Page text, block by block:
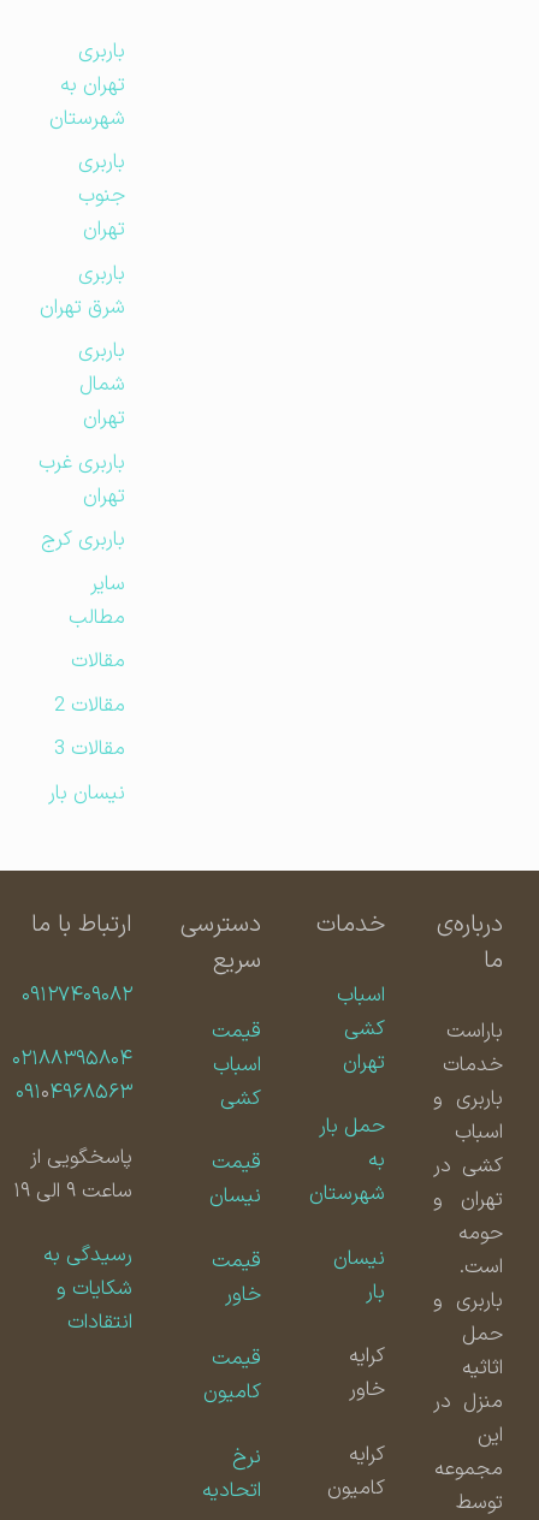
باربری
تهران به
شهرستان
باربری
جنوب
تهران
باربری
شرق تهران
باربری
شمال
تهران
باربری غرب
تهران
باربری کرج
مطالب
مقالات
مقالات 2
مقالات 3
نیسان بار
درباره‌ی
باراست
خدمات
باربری و
اسباب
کشی در
تهران و
حومه
است.
باربری و
حمل
اثاثیه
منزل در
مجموعه
توسط
خدمات
اسباب
کشی
تهران
حمل بار
شهرستان
نیسان
کامیون
دسترسی
سریع
قیمت
اسباب
کشی
قیمت
نیسان
قیمت
قیمت
کامیون
اتحادیه
ارتباط با ما
۰۹۱۲۷۴۰۹۰۸۲
۰۲۱۸۸۳۹۵۸۰۴
۰۹۱۰۴۹۶۸۵۶۳
پاسخگویی از
ساعت ۹ الی ۱۹
رسیدگی به
شکایات و
انتقادات